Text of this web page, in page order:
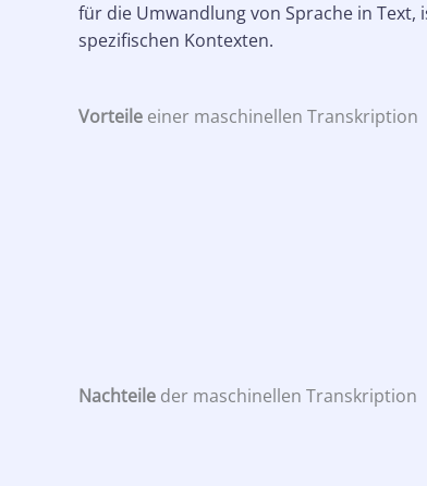
für die Umwandlung von Sprache in
spezifischen Kontexten.
Vorteile einer maschinellen Transkription
Nachteile der maschinellen Transkription